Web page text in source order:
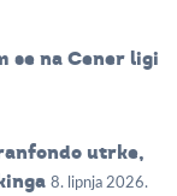
se na Cener ligi
utrke,
8. lipnja 2026.